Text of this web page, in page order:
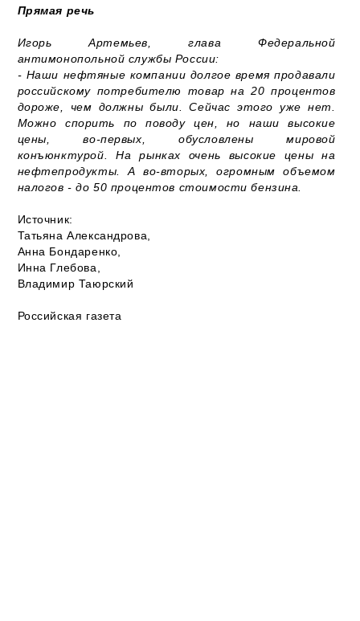
Прямая речь
Игорь Артемьев, глава Федеральной
антимонопольной службы России:
- Наши нефтяные компании долгое время продавали
российскому потребителю товар на 20 процентов
дороже, чем должны были. Сейчас этого уже нет.
Можно спорить по поводу цен, но наши высокие
цены, во-первых, обусловлены мировой
конъюнктурой. На рынках очень высокие цены на
нефтепродукты. А во-вторых, огромным объемом
налогов - до 50 процентов стоимости бензина.
Источник:
Татьяна Александрова,
Анна Бондаренко,
Инна Глебова,
Владимир Таюрский
Российская газета